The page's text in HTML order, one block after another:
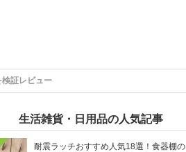
証レビュー
生活雑貨・日用品の人気記事
耐震ラッチおすすめ人気18選！食器棚の